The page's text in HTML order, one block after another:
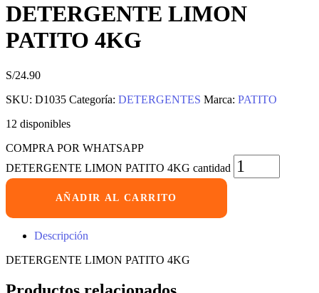
DETERGENTE LIMON
PATITO 4KG
S/24.90
SKU: D1035 Categoría: DETERGENTES Marca: PATITO
12 disponibles
COMPRA POR WHATSAPP
DETERGENTE LIMON PATITO 4KG cantidad
AÑADIR AL CARRITO
Descripción
DETERGENTE LIMON PATITO 4KG